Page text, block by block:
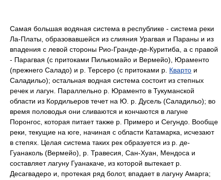
Самая большая водяная система в республике - система реки
Ла-Платы, образовавшейся из слияния Урагвая и Параны и из
впадения с левой стороны Рио-Гранде-де-Куритиба, а с правой
- Парагвая (с притоками Пилькомайо и Вермейо), Юраменто
(прежнего Саладо) и р. Терсеро (с притоками р. Кварто и
Саладильо); остальная водная система состоит из степных
речек и лагун. Параллельно р. Юраменто в Тукуманской
области из Кордильеров течет на Ю. р. Дусель (Саладильо); во
время половодья они сливаются и кончаются в лагуне
Поронгос, которая питает также р. Примеро и Сегундо. Вообще
реки, текущие на юге, начиная с области Катамарка, исчезают
в степях. Целая система таких рек образуется из р. де-
Гуанаколь (Вермейо), р. Травесия, Сан-Хуан, Мендоса и
составляет лагуну Гуанакаче, из которой вытекает р.
Десагвадеро и, протекая ряд болот, впадает в лагуну Амарга;